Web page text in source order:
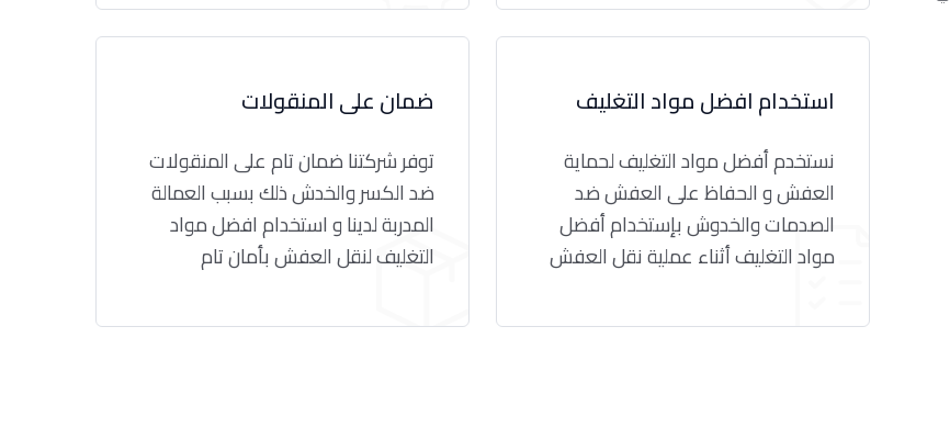
ضمان على المنقولات
توفر شركتنا ضمان تام على المنقولات
ضد الكسر والخدش ذلك بسبب العمالة
المدربة لدينا و استخدام افضل مواد
التغليف لنقل العفش بأمان تام
استخدام افضل مواد التغليف
نستخدم أفضل مواد التغليف لحماية
العفش و الحفاظ على العفش ضد
الصدمات والخدوش بإستخدام أفضل
مواد التغليف أثناء عملية نقل العفش